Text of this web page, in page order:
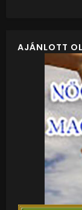
AJÁNLOTT